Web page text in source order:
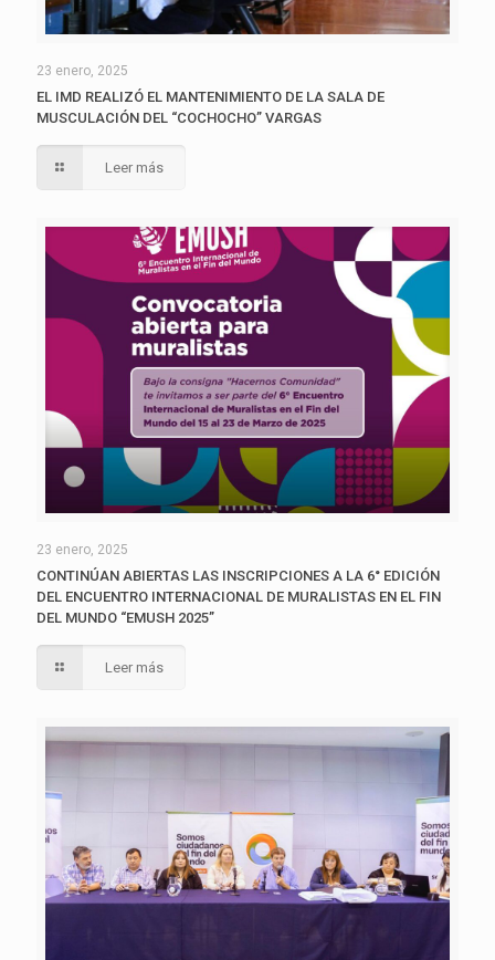
23 enero, 2025
EL IMD REALIZÓ EL MANTENIMIENTO DE LA SALA DE
MUSCULACIÓN DEL “COCHOCHO” VARGAS
Leer más
23 enero, 2025
CONTINÚAN ABIERTAS LAS INSCRIPCIONES A LA 6° EDICIÓN
DEL ENCUENTRO INTERNACIONAL DE MURALISTAS EN EL FIN
DEL MUNDO “EMUSH 2025”
Leer más